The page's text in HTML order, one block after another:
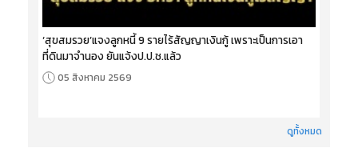
‘สุขสมรวย’แจงลูกหนี้ 9 รายไร้สัญญาเงินกู้ เพราะเป็นการเอา
ที่ดินมาจำนอง ยันแจ้งป.ป.ช.แล้ว
05 สิงหาคม 2569
ดูทั้งหมด